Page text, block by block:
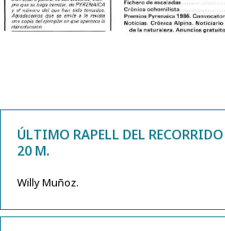
ÚLTIMO RAPELL DEL
20 M.
Willy Muñoz.